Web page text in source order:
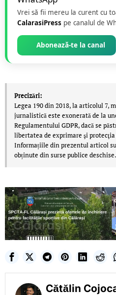
Vrei să fii mereu la curent cu
CalarasiPress pe canalul de
Abonează-te la canal
Precizări:
Legea 190 din 2018, la articolul 7,
jurnalistică este exonerată de la
Regulamentului GDPR, dacă se
libertatea de exprimare şi
Informațiile din prezentul articol
obținute din surse publice deschise.
Cătălin